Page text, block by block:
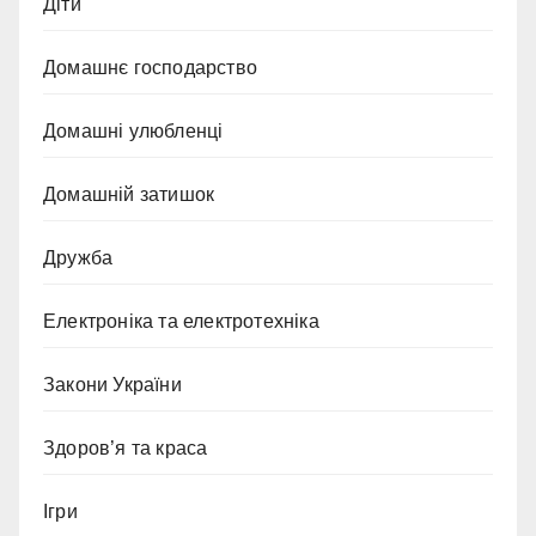
Діти
Домашнє господарство
Домашні улюбленці
Домашній затишок
Дружба
Електроніка та електротехніка
Закони України
Здоров’я та краса
Ігри